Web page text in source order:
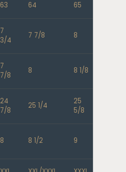
63 64 65
7
3/4
7 7/8 8
7
7/8
8 8 1/8
24
7/8
25 1/4
25
5/8
8 8 1/2 9